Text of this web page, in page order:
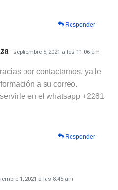
Responder
· septiembre 5, 2021 a las 11:06 am
por contactarnos, ya le
a su correo.
en el whatsapp +2281
Responder
1, 2021 a las 8:45 am